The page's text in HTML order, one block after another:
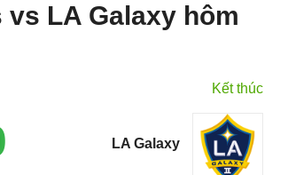
LA Galaxy hôm
Kết thúc
LA Galaxy